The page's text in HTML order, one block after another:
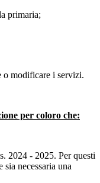
primaria;
o modificare i servizi.
per coloro che:
2024 - 2025. Per questi
necessaria una